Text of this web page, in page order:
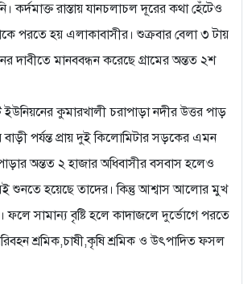
কর্দমাক্ত রাস্তায় যানচলাচল দূরের কথা হেঁটেও
পরতে হয় এলাকাবাসীর। শুক্রবার বেলা ৩ টায়
দাবীতে মানববন্ধন করেছে গ্রামের অন্তত ২শ
ইউনিয়নের কুমারখালী চরাপাড়া নদীর উত্তর পাড়
পর্যন্ত প্রায় দুই কিলোমিটার সড়কের এমন
অন্তত ২ হাজার অধিবাসীর বসবাস হলেও
শুনতে হয়েছে তাদের। কিন্তু আশ্বাস আলোর মুখ
সামান্য বৃষ্টি হলে কাদাজলে দুর্ভোগে পরতে
শ্রমিক,চাষী,কৃষি শ্রমিক ও উৎপাদিত ফসল